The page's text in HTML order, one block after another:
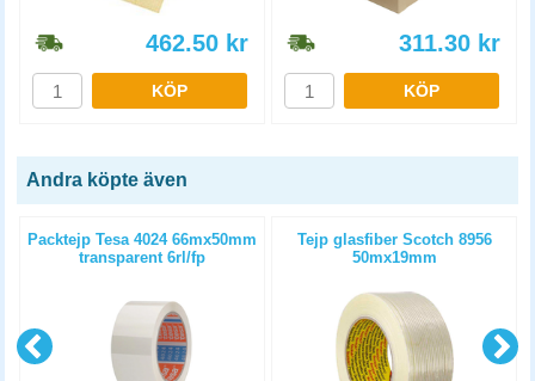
462.50 kr
KÖP
311.30 kr
KÖP
Andra köpte även
Packtejp Tesa 4024 66mx50mm
transparent 6rl/fp
Tejp glasfiber Scotch 8956
50mx19mm